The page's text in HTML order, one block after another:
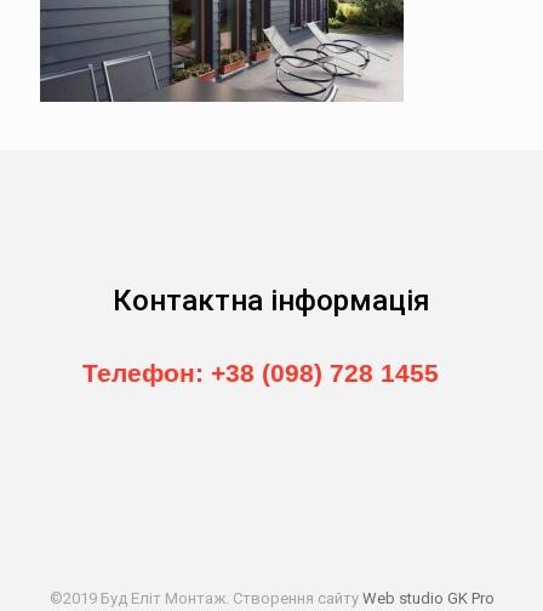
Контактна інформація
Телефон: +38 (098) 728 1455
©2019 Буд Еліт Монтаж. Створення сайту Web studio GK Pro